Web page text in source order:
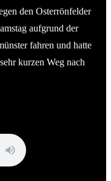
den Osterrönfelder
aufgrund der
fahren und hatte
kurzen Weg nach